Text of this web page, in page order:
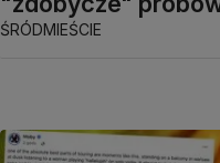
ŚRÓDMIEŚCIE